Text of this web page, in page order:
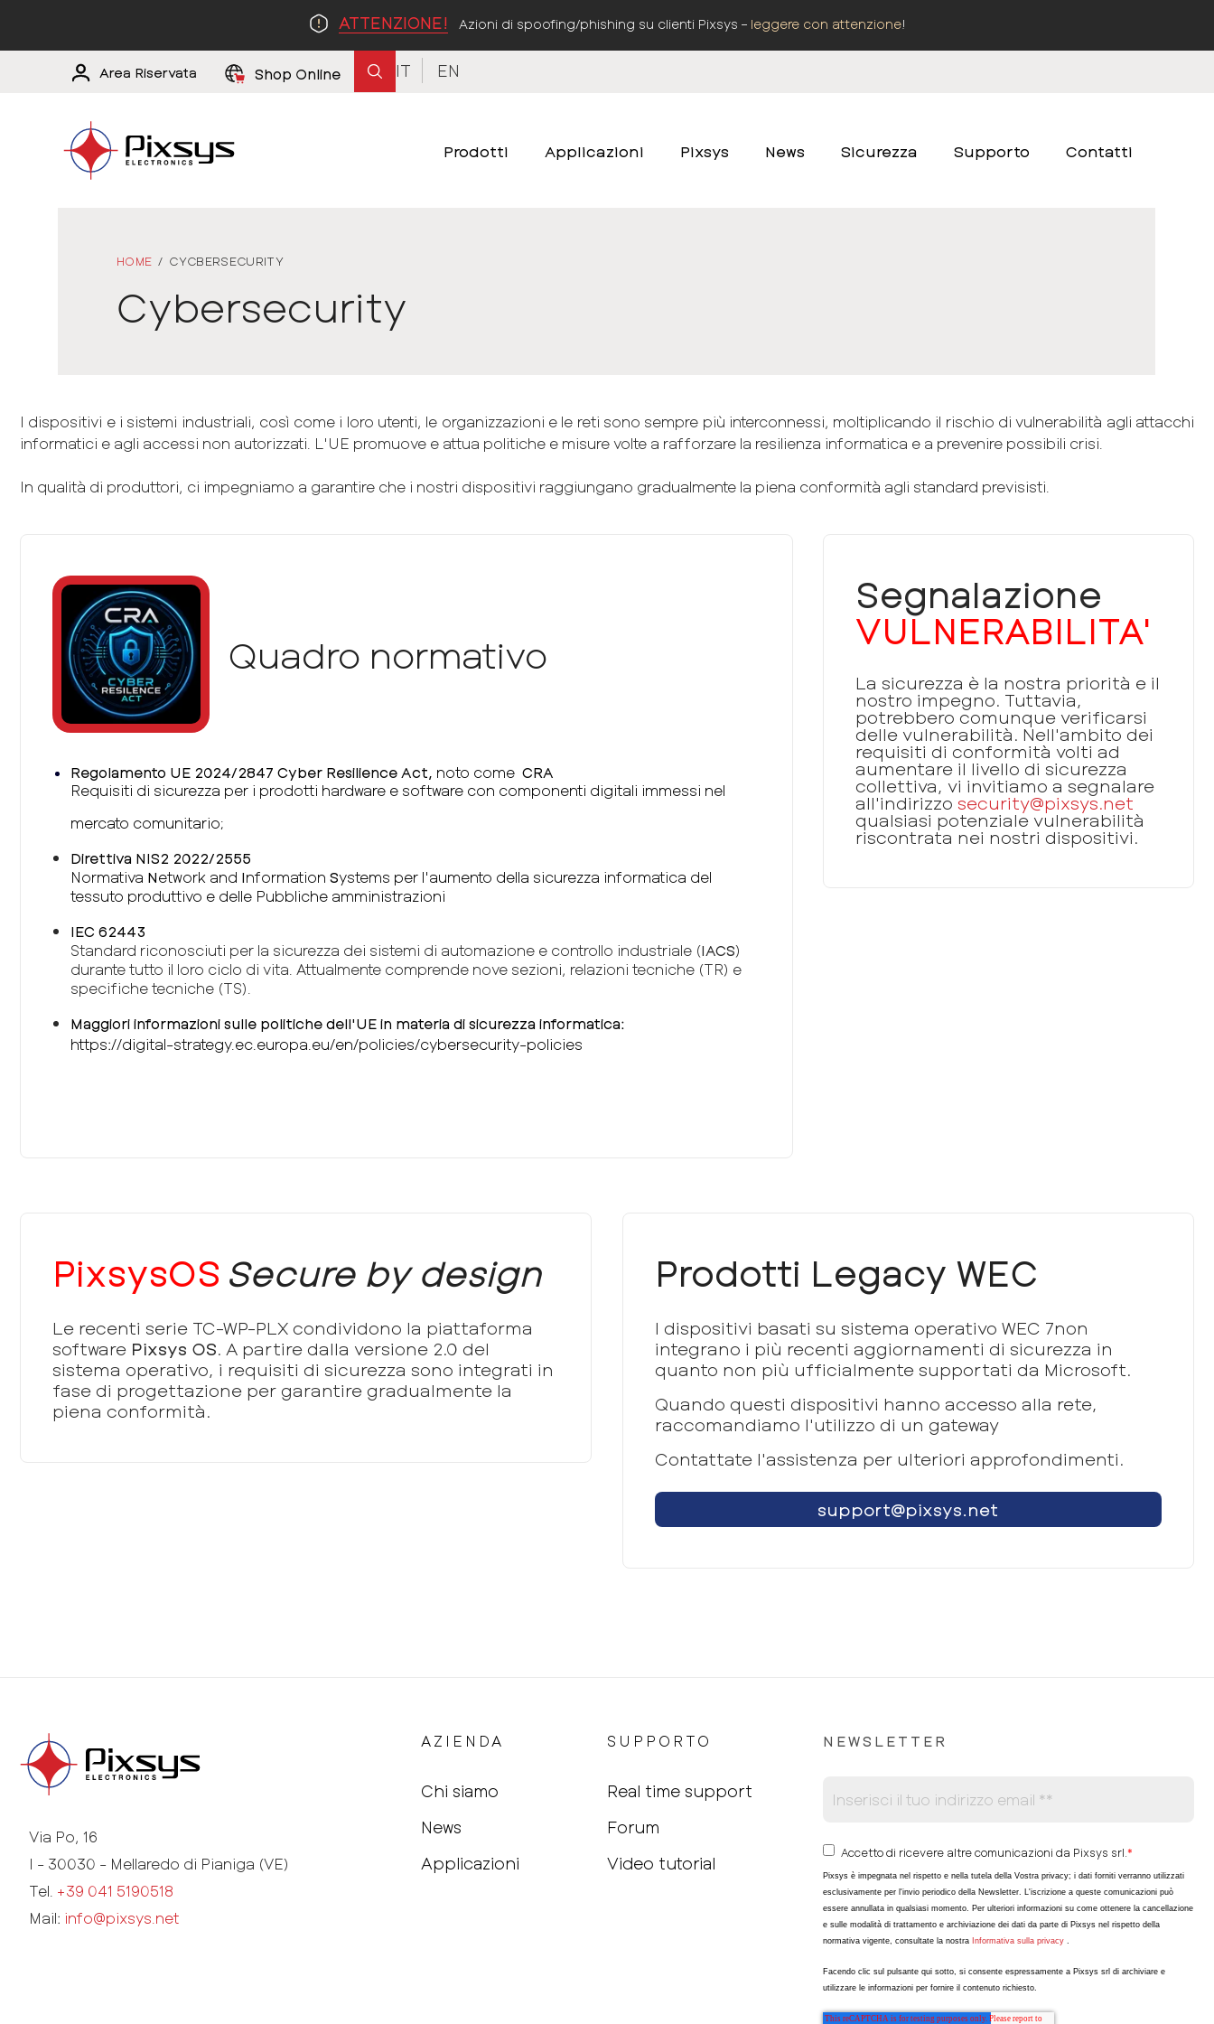
ATTENZIONE! Azioni di spoofing/phishing su clienti Pixsys – leggere con attenzione!
Area Riservata Shop Online IT EN
Prodotti Applicazioni Pixsys News Sicurezza Supporto Contatti
HOME / CYCBERSECURITY
Cybersecurity
I dispositivi e i sistemi industriali, così come i loro utenti, le organizzazioni e le reti sono sempre più interconnessi, moltiplicando il rischio di vulnerabilità agli attacchi
informatici e agli accessi non autorizzati. L'UE promuove e attua politiche e misure volte a rafforzare la resilienza informatica e a prevenire possibili crisi.
In qualità di produttori, ci impegniamo a garantire che i nostri dispositivi raggiungano gradualmente la piena conformità agli standard previsisti.
Quadro normativo
Regolamento UE 2024/2847 Cyber Resilience Act, noto come CRA
Requisiti di sicurezza per i prodotti hardware e software con componenti digitali immessi nel
mercato comunitario;
Direttiva NIS2 2022/2555
Normativa Network and Information Systems per l'aumento della sicurezza informatica del
tessuto produttivo e delle Pubbliche amministrazioni
IEC 62443
Standard riconosciuti per la sicurezza dei sistemi di automazione e controllo industriale (IACS)
durante tutto il loro ciclo di vita. Attualmente comprende nove sezioni, relazioni tecniche (TR) e
specifiche tecniche (TS).
Maggiori informazioni sulle politiche dell'UE in materia di sicurezza informatica:
https://digital-strategy.ec.europa.eu/en/policies/cybersecurity-policies
Segnalazione
VULNERABILITA'
La sicurezza è la nostra priorità e il
nostro impegno. Tuttavia,
potrebbero comunque verificarsi
delle vulnerabilità. Nell'ambito dei
requisiti di conformità volti ad
aumentare il livello di sicurezza
collettiva, vi invitiamo a segnalare
all'indirizzo security@pixsys.net
qualsiasi potenziale vulnerabilità
riscontrata nei nostri dispositivi.
PixsysOS Secure by design
Le recenti serie TC-WP-PLX condividono la piattaforma
software Pixsys OS. A partire dalla versione 2.0 del
sistema operativo, i requisiti di sicurezza sono integrati in
fase di progettazione per garantire gradualmente la
piena conformità.
Prodotti Legacy WEC
I dispositivi basati su sistema operativo WEC 7non
integrano i più recenti aggiornamenti di sicurezza in
quanto non più ufficialmente supportati da Microsoft.
Quando questi dispositivi hanno accesso alla rete,
raccomandiamo l'utilizzo di un gateway
Contattate l'assistenza per ulteriori approfondimenti.
support@pixsys.net
Via Po, 16
I - 30030 - Mellaredo di Pianiga (VE)
Tel. +39 041 5190518
Mail: info@pixsys.net
AZIENDA
Chi siamo
News
Applicazioni
SUPPORTO
Real time support
Forum
Video tutorial
NEWSLETTER
Accetto di ricevere altre comunicazioni da Pixsys srl. *
Pixsys è impegnata nel rispetto e nella tutela della Vostra privacy; i dati forniti verranno utilizzati
esclusivamente per l'invio periodico della Newsletter. L'iscrizione a queste comunicazioni può
essere annullata in qualsiasi momento. Per ulteriori informazioni su come ottenere la cancellazione
e sulle modalità di trattamento e archiviazione dei dati da parte di Pixsys nel rispetto della
normativa vigente, consultate la nostra Informativa sulla privacy.
Facendo clic sul pulsante qui sotto, si consente espressamente a Pixsys srl di archiviare e
utilizzare le informazioni per fornire il contenuto richiesto.